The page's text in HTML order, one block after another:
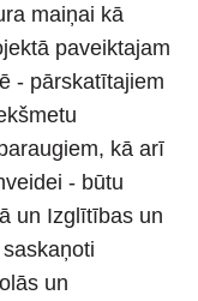
maiņai kā
paveiktajam
- pārskatītajiem
kā arī
- būtu
un Izglītības un
un